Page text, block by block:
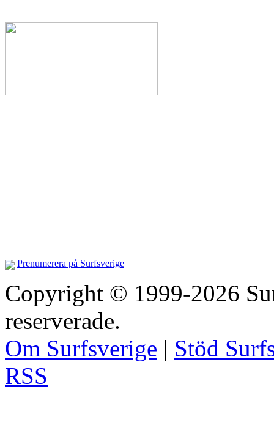
Prenumerera på Surfsverige
Copyright © 1999-2026
reserverade.
Om Surfsverige | Stöd
RSS